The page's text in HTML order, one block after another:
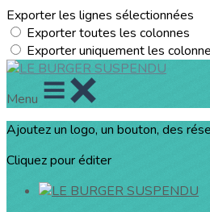
Exporter les lignes sélectionnées
Exporter toutes les colonnes
Exporter uniquement les
Menu
Ajoutez un logo, un bouton, des
Cliquez pour éditer